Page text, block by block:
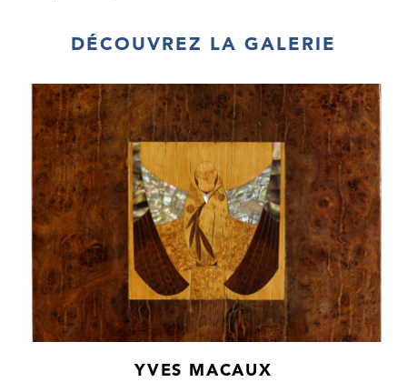
DÉCOUVREZ LA GALERIE
YVES MACAUX